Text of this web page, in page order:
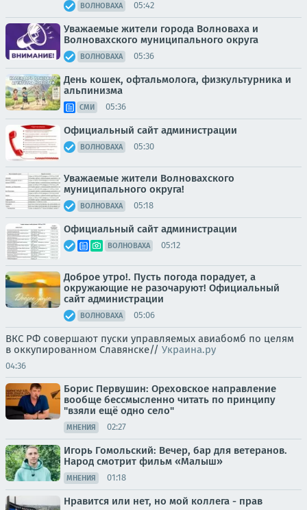
ВОЛНОВАХА 05:42
Уважаемые жители города Волноваха и
Волновахского муниципального округа
ВОЛНОВАХА 05:36
День кошек, офтальмолога, физкультурника и
альпинизма
СМИ 05:36
Официальный сайт администрации
ВОЛНОВАХА 05:30
Уважаемые жители Волновахского
муниципального округа!
ВОЛНОВАХА 05:18
Официальный сайт администрации
ВОЛНОВАХА 05:12
Доброе утро!. Пусть погода порадует, а
окружающие не разочаруют! Официальный
сайт администрации
ВОЛНОВАХА 05:06
ВКС РФ совершают пуски управляемых авиабомб по целям
в оккупированном Славянске// Украина.ру
04:36
Борис Первушин: Ореховское направление
вообще бессмысленно читать по принципу
"взяли ещё одно село"
МНЕНИЯ 02:27
Игорь Гомольский: Вечер, бар для ветеранов.
Народ смотрит фильм «Малыш»
МНЕНИЯ 01:18
Нравится или нет, но мой коллега - прав